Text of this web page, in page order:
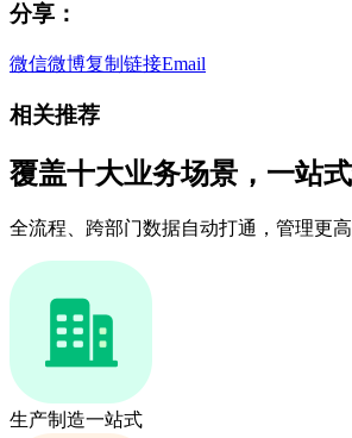
分享：
微信微博复制链接Email
相关推荐
覆盖十大业务场景，一站
全流程、跨部门数据自动打通，管理更
生产制造一站式